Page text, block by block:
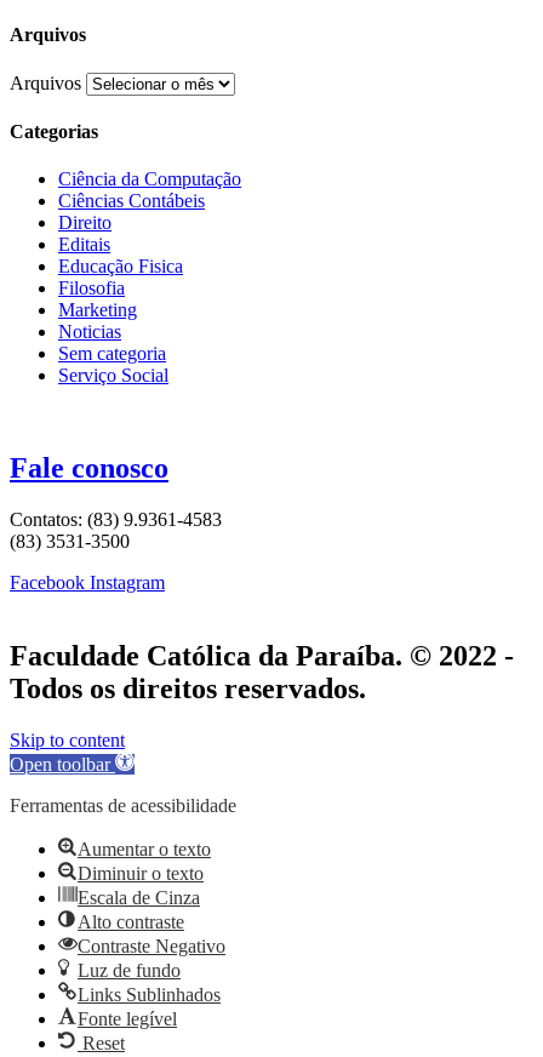
Arquivos
Arquivos
Categorias
Ciência da Computação
Ciências Contábeis
Direito
Editais
Educação Fisica
Filosofia
Marketing
Noticias
Sem categoria
Serviço Social
Fale conosco
Contatos: (83) 9.9361-4583
(83) 3531-3500
Facebook Instagram
Faculdade Católica da Paraíba. © 2022 -
Todos os direitos reservados.
Skip to content
Open toolbar
Ferramentas de acessibilidade
Aumentar o texto
Diminuir o texto
Escala de Cinza
Alto contraste
Contraste Negativo
Luz de fundo
Links Sublinhados
Fonte legível
Reset